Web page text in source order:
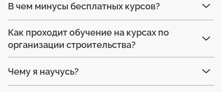
В чем минусы бесплатных курсов?
Как проходит обучение на курсах по
организации строительства?
Чему я научусь?